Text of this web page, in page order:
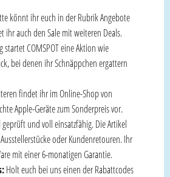
könnt ihr euch in der Rubrik Angebote
ihr auch den Sale mit weiteren Deals.
startet COMSPOT eine Aktion wie
bei denen ihr Schnäppchen ergattern
findet ihr im Online-Shop von
Apple-Geräte zum Sonderpreis vor.
und voll einsatzfähig. Die Artikel
oder Kundenretouren. Ihr
mit einer 6-monatigen Garantie.
Holt euch bei uns einen der Rabattcodes